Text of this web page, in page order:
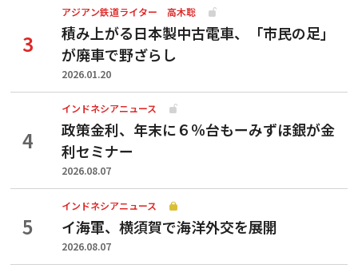
アジアン鉄道ライター 高木聡
積み上がる日本製中古電車、「市民の足」
が廃車で野ざらし
2026.01.20
インドネシアニュース
政策金利、年末に６％台もーみずほ銀が金
利セミナー
2026.08.07
インドネシアニュース
イ海軍、横須賀で海洋外交を展開
2026.08.07